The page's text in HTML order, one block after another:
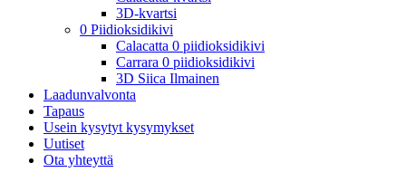
3D-kvartsi
0 Piidioksidikivi
Calacatta 0 piidioksidikivi
Carrara 0 piidioksidikivi
3D Siica Ilmainen
Laadunvalvonta
Tapaus
Usein kysytyt kysymykset
Uutiset
Ota yhteyttä